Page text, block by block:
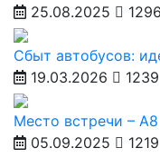
25.08.2025
1296
Сбыт автобусов:
19.03.2026
1239
Место встречи – А8
05.09.2025
1219